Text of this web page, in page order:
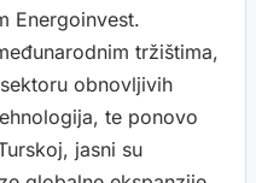
Energoinvest.
tržištima,
obnovljivih
te ponovo
jasni su